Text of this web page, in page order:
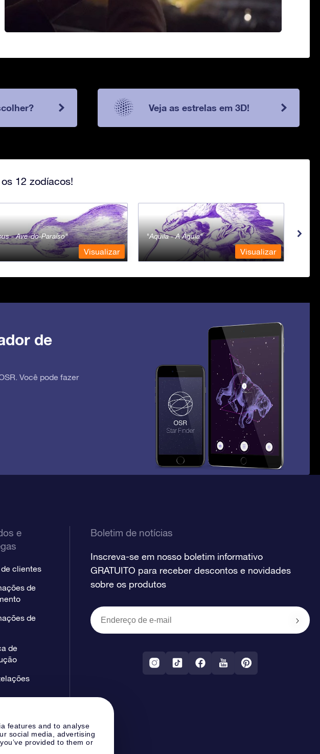
features and to analyse
social media, advertising
provided to them or
Veja as estrelas em 3D!
12 zodíacos!
- Ave-do-Paraíso
Visualizar
Aquila - A Águia
Visualizar
de
Você pode fazer
e
clientes
de
de
de
Boletim de notícias
Inscreva-se em nosso boletim informativo
GRATUITO para receber descontos e novidades
sobre os produtos